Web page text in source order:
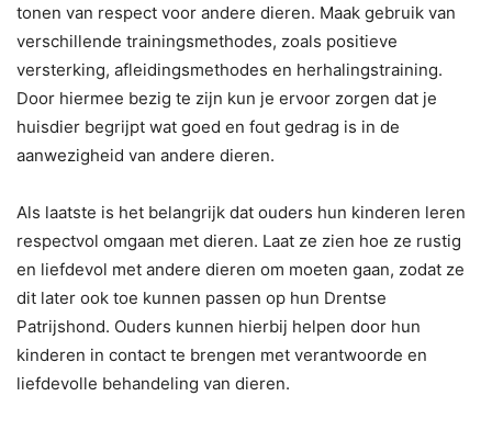
tonen van respect voor andere dieren. Maak gebruik van
verschillende trainingsmethodes, zoals positieve
versterking, afleidingsmethodes en herhalingstraining.
Door hiermee bezig te zijn kun je ervoor zorgen dat je
huisdier begrijpt wat goed en fout gedrag is in de
aanwezigheid van andere dieren.
Als laatste is het belangrijk dat ouders hun kinderen leren
respectvol omgaan met dieren. Laat ze zien hoe ze rustig
en liefdevol met andere dieren om moeten gaan, zodat ze
dit later ook toe kunnen passen op hun Drentse
Patrijshond. Ouders kunnen hierbij helpen door hun
kinderen in contact te brengen met verantwoorde en
liefdevolle behandeling van dieren.